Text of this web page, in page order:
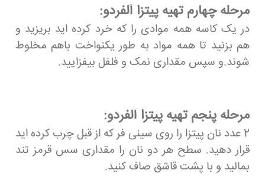
مرحله چهارم تهیه پیتزا آلفردو:
در یک کاسه همه موادی را که خرد کرده اید بریزید و
هم بزنید تا همه مواد به طور یکنواخت باهم مخلوط
شوند.و سپس مقداری نمک و فلفل بیفزایید.
مرحله پنجم تهیه پیتزا آلفردو:
2 عدد نان پیتزا را روی سینی فر که از قبل چرب کرده اید
قرار دهید. سطح هر دو نان را مقداری سس قرمز تند
بمالید و با پشت قاشق صاف کنید.